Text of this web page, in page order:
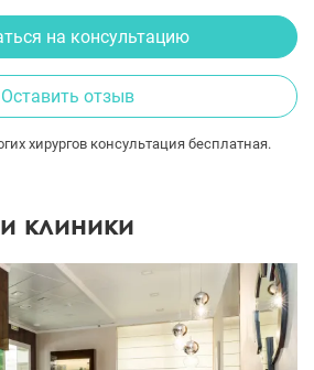
на консультацию
Оставить отзыв
хирургов консультация бесплатная.
клиники